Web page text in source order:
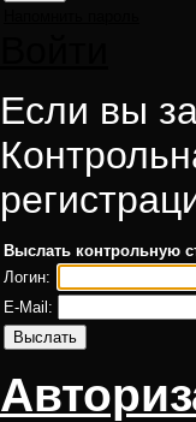
Если вы
Выслать контрольную
Логин:
E-Mail: